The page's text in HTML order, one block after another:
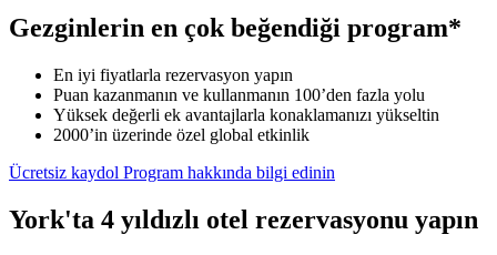
Gezginlerin en çok beğendiği program*
En iyi fiyatlarla rezervasyon yapın
Puan kazanmanın ve kullanmanın 100’den fazla yolu
Yüksek değerli ek avantajlarla konaklamanızı yükseltin
2000’in üzerinde özel global etkinlik
Ücretsiz kaydol Program hakkında bilgi edinin
York'ta 4 yıldızlı otel rezervasyonu yapın